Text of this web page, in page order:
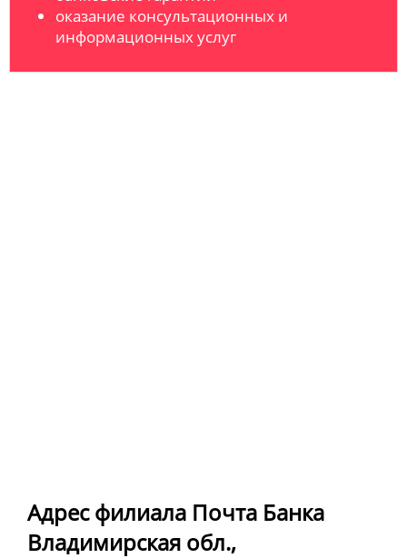
оказание консультационных и
информационных услуг
Адрес филиала Почта Банка
Владимирская обл.,